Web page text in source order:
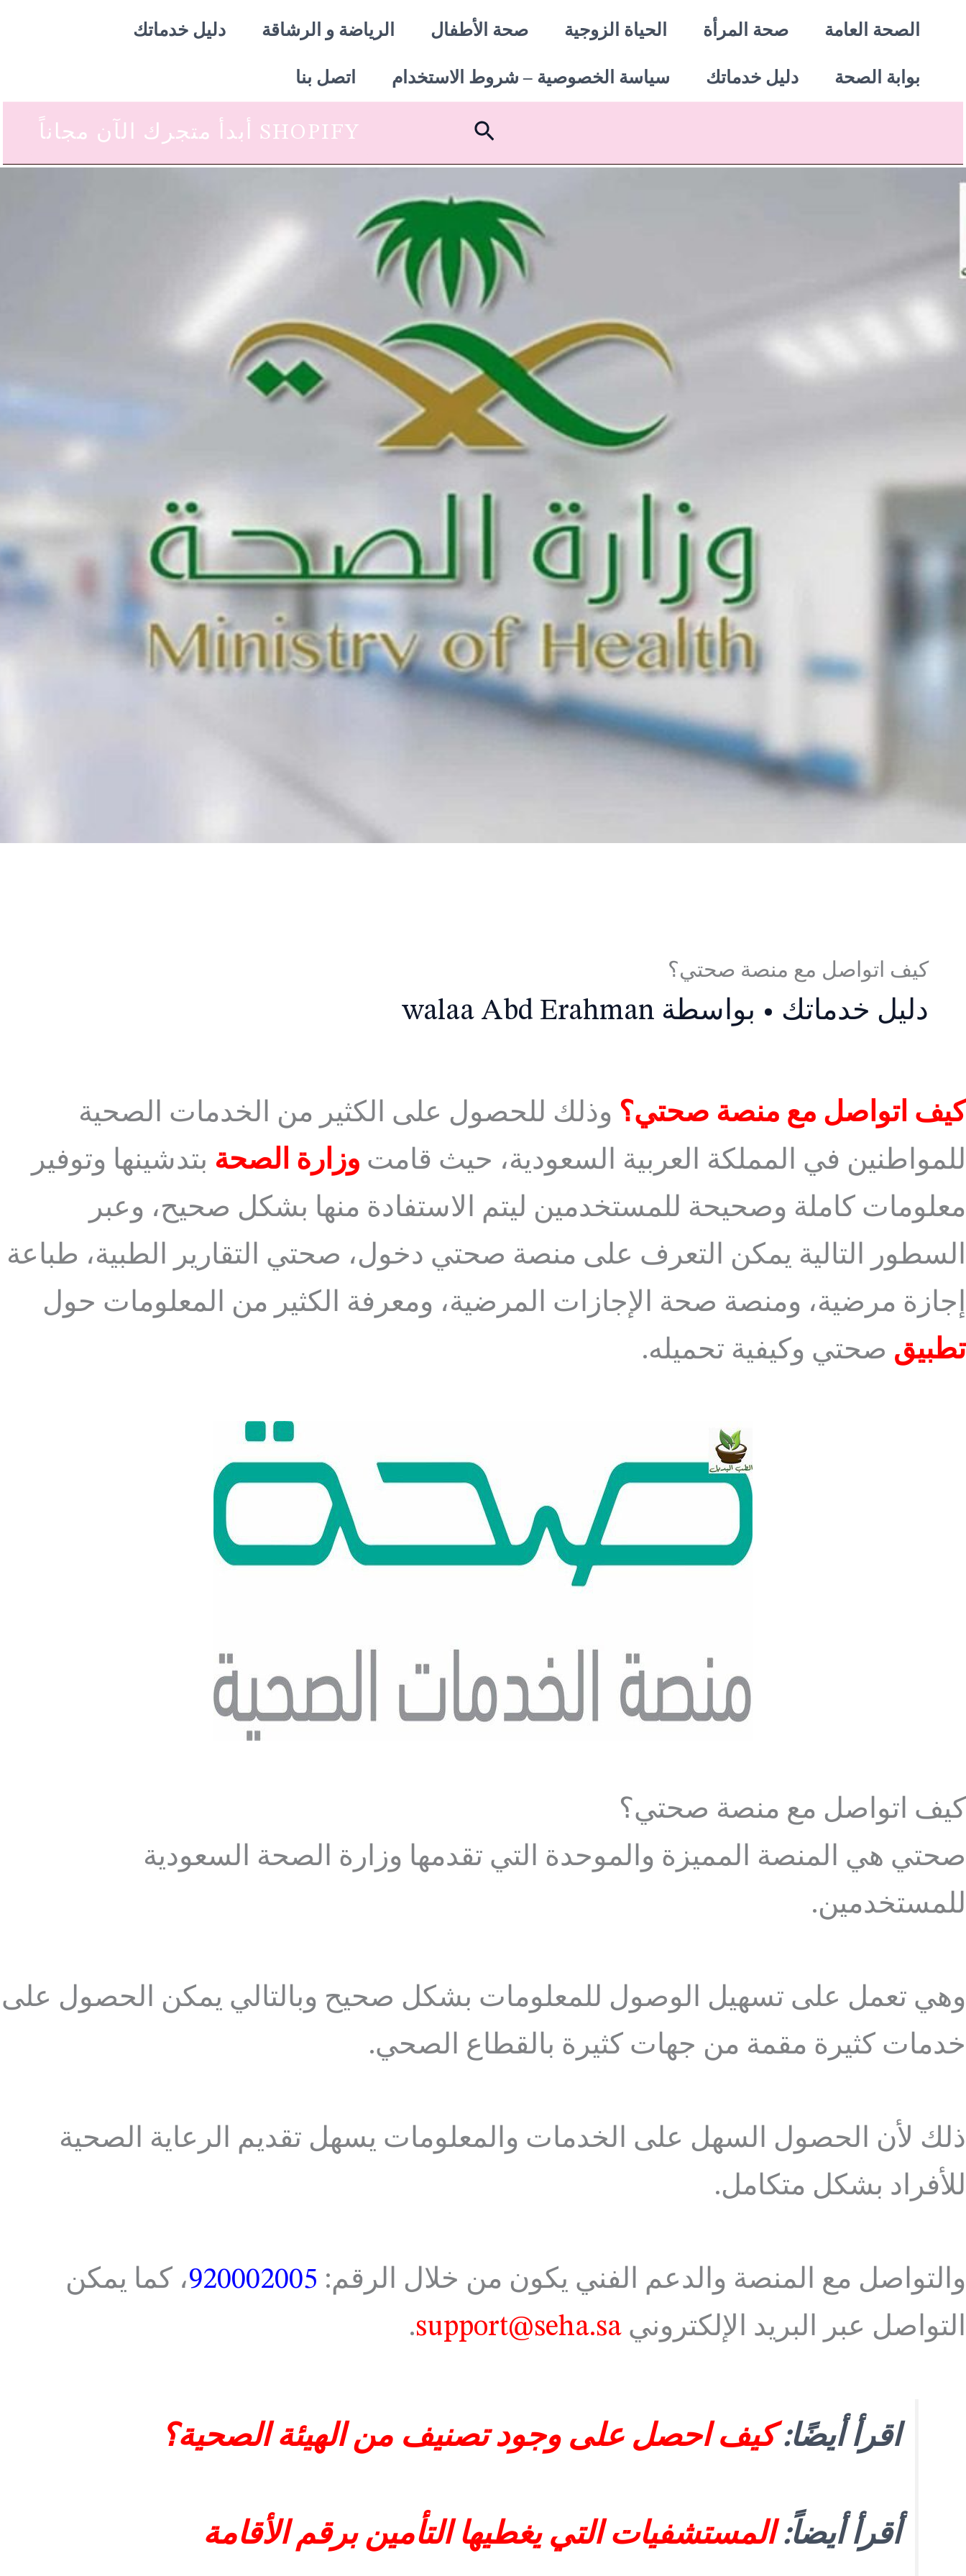
تخطيالصحة العامة صحة المرأة الحياة الزوجية صحة الأطفال الرياضة و الرشاقة دليل خدماتك
بوابة الصحة دليل خدماتك سياسة الخصوصية – شروط الاستخدام اتصل بنا
البحث SHOPIFY أبدأ متجرك الآن مجاناً
كيف اتواصل مع منصة صحتي؟
دليل خدماتك • بواسطة walaa Abd Erahman
كيف اتواصل مع منصة صحتي؟ وذلك للحصول على الكثير من الخدمات الصحية
للمواطنين في المملكة العربية السعودية، حيث قامت وزارة الصحة بتدشينها وتوفير
معلومات كاملة وصحيحة للمستخدمين ليتم الاستفادة منها بشكل صحيح، وعبر
السطور التالية يمكن التعرف على منصة صحتي دخول، صحتي التقارير الطبية، طباعة
إجازة مرضية، ومنصة صحة الإجازات المرضية، ومعرفة الكثير من المعلومات حول
تطبيق صحتي وكيفية تحميله.
كيف اتواصل مع منصة صحتي؟
صحتي هي المنصة المميزة والموحدة التي تقدمها وزارة الصحة السعودية
للمستخدمين.
وهي تعمل على تسهيل الوصول للمعلومات بشكل صحيح وبالتالي يمكن الحصول على
خدمات كثيرة مقمة من جهات كثيرة بالقطاع الصحي.
ذلك لأن الحصول السهل على الخدمات والمعلومات يسهل تقديم الرعاية الصحية
للأفراد بشكل متكامل.
والتواصل مع المنصة والدعم الفني يكون من خلال الرقم: 920002005، كما يمكن
التواصل عبر البريد الإلكتروني support@seha.sa
.
اقرأ أيضًا:كيف احصل على وجود تصنيف من الهيئة الصحية؟
أقرأ أيضاً:المستشفيات التي يغطيها التأمين برقم الأقامة